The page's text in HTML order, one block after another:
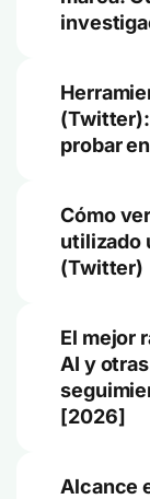
(Twitter):
probar
Cómo
utilizado
(Twitter)
El mejor
AI y
[2026]
Alcance